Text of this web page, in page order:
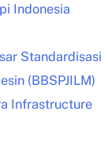
Indonesia
Standardisasi
(BBSPJILM)
Infrastructure